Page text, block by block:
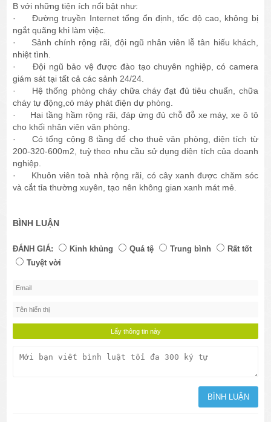
B với những tiện ích nổi bật như:
· Đường truyền Internet tổng ổn định, tốc độ cao, không bị
ngắt quãng khi làm việc.
· Sảnh chính rộng rãi, đội ngũ nhân viên lễ tân hiếu khách,
nhiệt tình.
· Đội ngũ bảo vệ được đào tạo chuyên nghiệp, có camera
giám sát tại tất cả các sảnh 24/24.
· Hệ thống phòng cháy chữa cháy đạt đủ tiêu chuẩn, chữa
cháy tự động,có máy phát điện dự phòng.
· Hai tầng hầm rộng rãi, đáp ứng đủ chỗ đỗ xe máy, xe ô tô
cho khối nhân viên văn phòng.
· Có tổng cộng 8 tầng để cho thuê văn phòng, diện tích từ
200-320-600m2, tuỳ theo nhu cầu sử dụng diện tích của doanh
nghiệp.
· Khuôn viên toà nhà rộng rãi, có cây xanh được chăm sóc
và cắt tỉa thường xuyên, tạo nên không gian xanh mát mẻ.
BÌNH LUẬN
ĐÁNH GIÁ: Kinh khủng Quá tệ Trung bình
Rất tốt
Tuyệt vời